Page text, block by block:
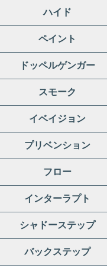
ハイド
ペイント
ドッペルゲンガー
スモーク
イベイジョン
プリベンション
フロー
インターラプト
シャドーステップ
バックステップ